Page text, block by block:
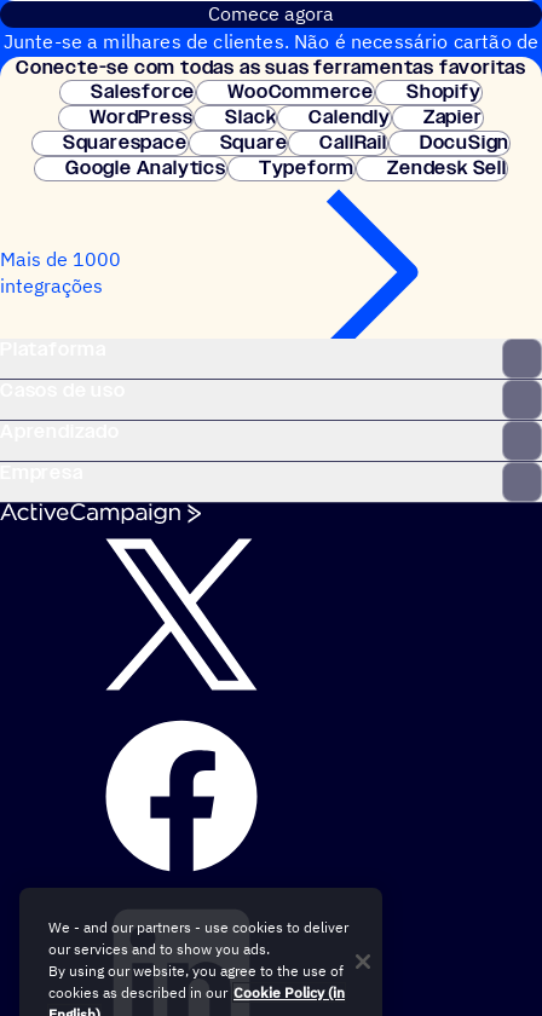
Comece agora
Junte-se a milhares de clientes. Não é necessário cartão de
crédito. Configuração instantânea.
Conecte-se com todas as suas ferramentas favoritas
Salesforce
WooCommerce
Shopify
WordPress
Slack Calendly
Zapier
Squarespace
Square CallRail
DocuSign
Google Analytics
Typeform Zendesk Sell
Mais de 1000
integrações
We - and our partners - use cookies to deliver
our services and to show you ads.
By using our website, you agree to the use of
cookies as described in our Cookie Policy (in